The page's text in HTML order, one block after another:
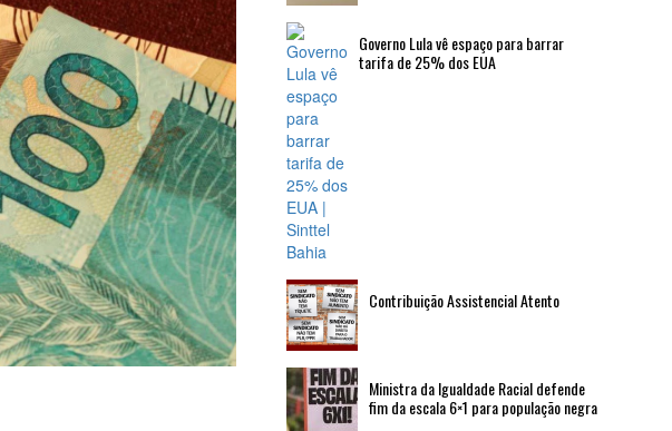
Governo Lula vê espaço para barrar
tarifa de 25% dos EUA
Contribuição Assistencial Atento
Ministra da Igualdade Racial defende
fim da escala 6×1 para população negra